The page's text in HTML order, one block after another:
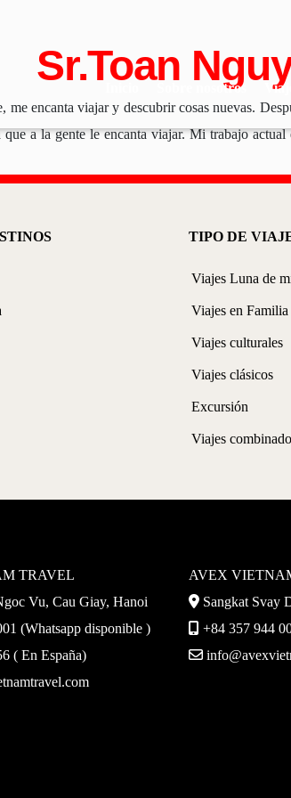
Sobre nosotros
Sr.Toan
encanta viajar y descubrir cosas nuevas.
a la gente le encanta viajar. Mi trabajo
TIPO DE
Viajes Luna de
Viajes en Familia
Viajes culturales
Viajes clásicos
Excursión
Viajes
TRAVEL
Vu, Cau Giay, Hanoi
(Whatsapp disponible )
( En España)
AVEX
Sangkat Svay
+84 357 944